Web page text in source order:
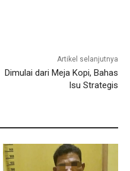
Artikel selanjutnya
Dimulai dari Meja Kopi, Bahas
Isu Strategis